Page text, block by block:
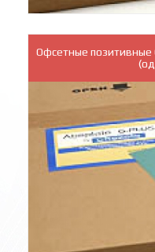
Офсетные позитивные